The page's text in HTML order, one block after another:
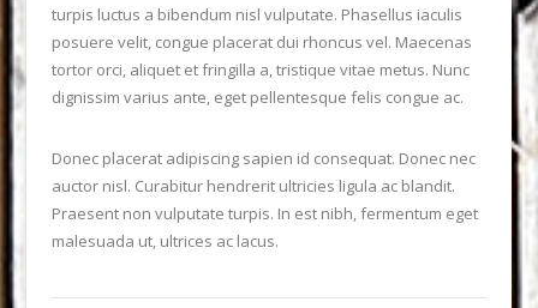
VIEW POST
turpis luctus a bibendum nisl vulputate. Phasellus iaculis
posuere velit, congue placerat dui rhoncus vel. Maecenas
tortor orci, aliquet et fringilla a, tristique vitae metus. Nunc
dignissim varius ante, eget pellentesque felis congue ac.
Donec placerat adipiscing sapien id consequat. Donec nec
auctor nisl. Curabitur hendrerit ultricies ligula ac blandit.
Praesent non vulputate turpis. In est nibh, fermentum eget
malesuada ut, ultrices ac lacus.